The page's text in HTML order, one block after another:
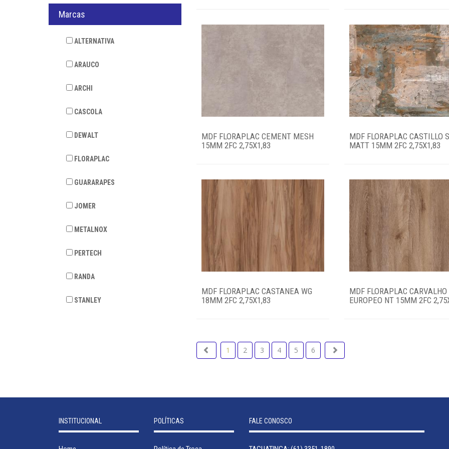
Marcas
ALTERNATIVA
ARAUCO
ARCHI
CASCOLA
DEWALT
FLORAPLAC
GUARARAPES
JOMER
METALNOX
PERTECH
RANDA
STANLEY
MDF FLORAPLAC CEMENT MESH
15MM 2FC 2,75X1,83
MDF FLORAPLAC CASTILLO
MATT 15MM 2FC 2,75X1,83
MDF FLORAPLAC CASTANEA WG
18MM 2FC 2,75X1,83
MDF FLORAPLAC CARVALHO
EUROPEO NT 15MM 2FC
1 2 3 4 5 6
INSTITUCIONAL POLÍTICAS FALE CONOSCO